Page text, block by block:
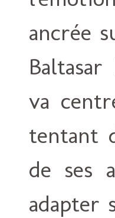
ancrée
va
tentant
de ses
adapter